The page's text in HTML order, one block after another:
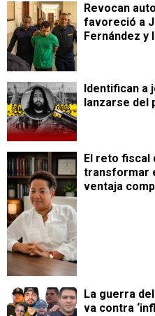
Revocan
favoreció a
Fernández y
Identifican a
lanzarse del
​El reto fiscal
transformar
ventaja
La guerra
va contra